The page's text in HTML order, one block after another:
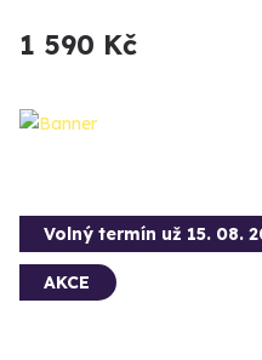
1 590 Kč
Volný termín už 15. 08.
AKCE